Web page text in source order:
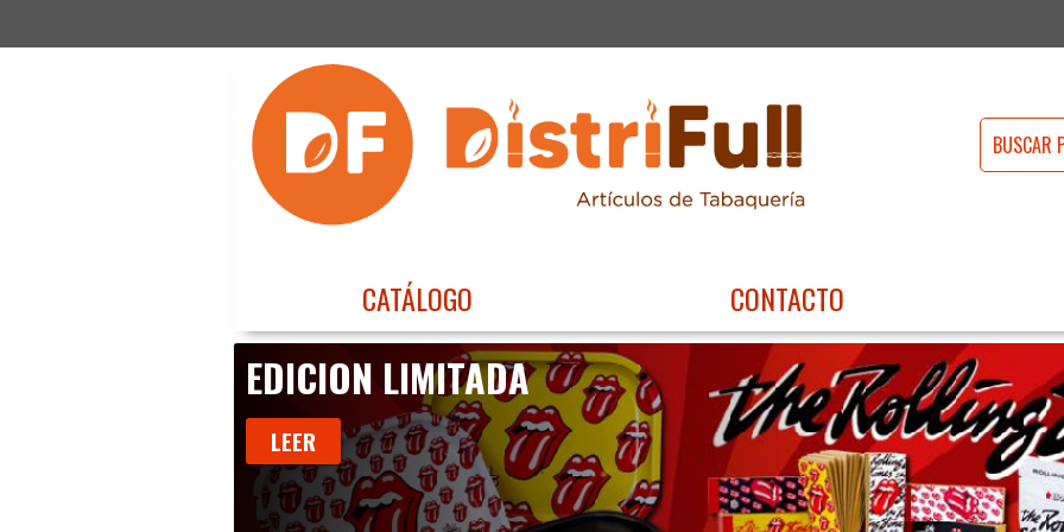
CATÁLOGO CONTACTO
EDICION LIMITADA